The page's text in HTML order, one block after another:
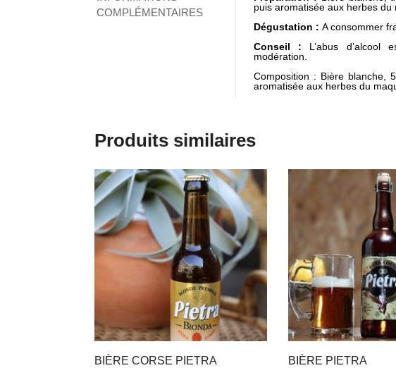
COMPLÉMENTAIRES
puis aromatisée aux herbes du
Dégustation : A consommer
Conseil : L’abus
modération.
Composition : Bière blanche,
aromatisée aux herbes du
Produits similaires
BIÈRE CORSE PIETRA
BIÈRE PIETRA